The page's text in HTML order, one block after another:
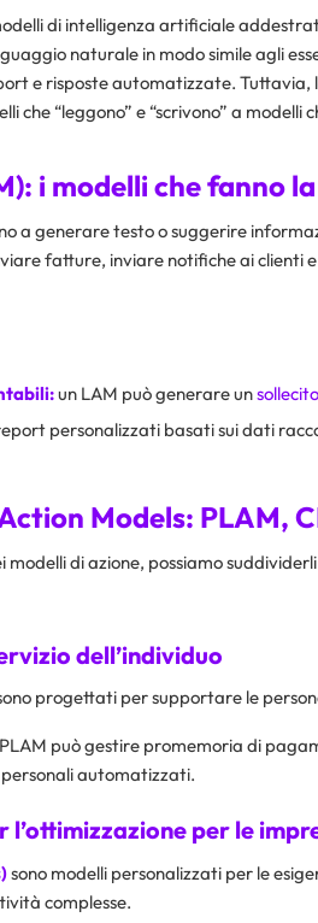
di intelligenza artificiale
naturale in modo simile agli
e risposte automatizzate. Tuttavia,
che “leggono” e “scrivono” a modelli
i modelli che fanno
a generare testo o suggerire
fatture, inviare notifiche ai clienti
un LAM può generare unsollecito
personalizzati basati sui dati
Models: PLAM,
di azione, possiamo
dell’individuo
progettati per supportare le
può gestire promemoria di
automatizzati.
per le
sono modelli personalizzati per le
complesse.